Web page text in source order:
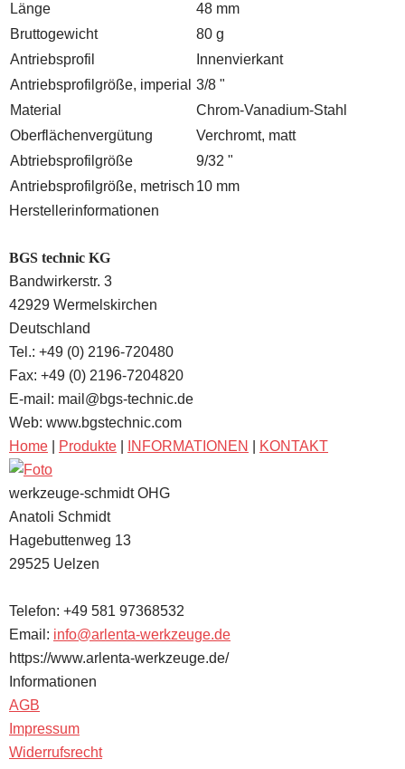
Länge
48 mm
Bruttogewicht
80 g
Antriebsprofil
Innenvierkant
Antriebsprofilgröße, imperial 3/8 "
Material
Chrom-Vanadium-Stahl
Oberflächenvergütung
Verchromt, matt
Abtriebsprofilgröße
9/32 "
Antriebsprofilgröße, metrisch 10 mm
Herstellerinformationen
BGS technic KG
Bandwirkerstr. 3
42929 Wermelskirchen
Deutschland
Tel.: +49 (0) 2196-720480
Fax: +49 (0) 2196-7204820
E-mail: mail@bgs-technic.de
Web: www.bgstechnic.com
Home
Produkte INFORMATIONEN KONTAKT
werkzeuge-schmidt OHG
Anatoli Schmidt
Hagebuttenweg 13
29525 Uelzen
Telefon: +49 581 97368532
Email: info@arlenta-werkzeuge.de
https://www.arlenta-werkzeuge.de/
Informationen
AGB
Impressum
Widerrufsrecht